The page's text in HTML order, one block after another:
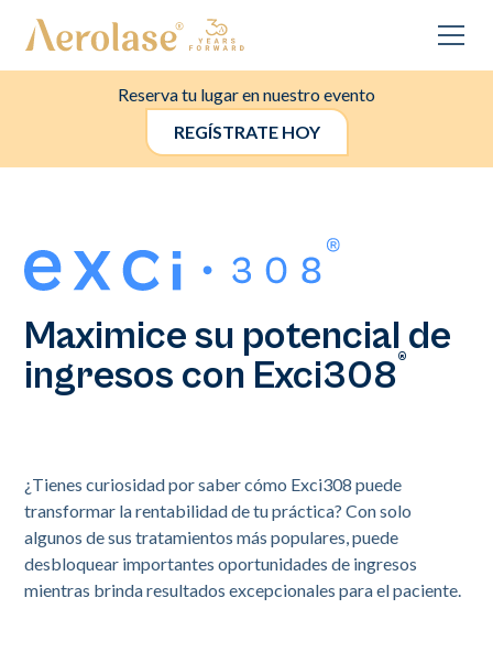
Reserva tu lugar en nuestro evento
REGÍSTRATE HOY
Maximice su potencial de
ingresos con Exci308®
¿Tienes curiosidad por saber cómo Exci308 puede
transformar la rentabilidad de tu práctica? Con solo
algunos de sus tratamientos más populares, puede
desbloquear importantes oportunidades de ingresos
mientras brinda resultados excepcionales para el paciente.